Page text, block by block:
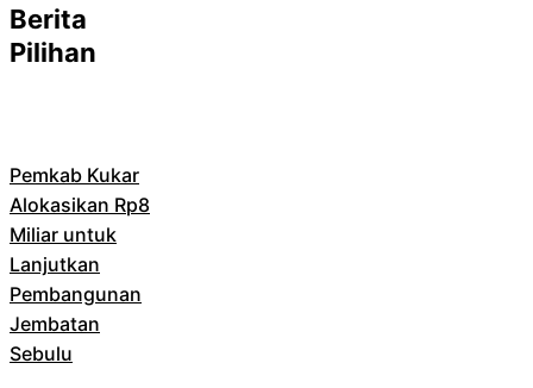
Berita
Pilihan
Pemkab Kukar
Alokasikan Rp8
Miliar untuk
Lanjutkan
Pembangunan
Jembatan
Sebulu